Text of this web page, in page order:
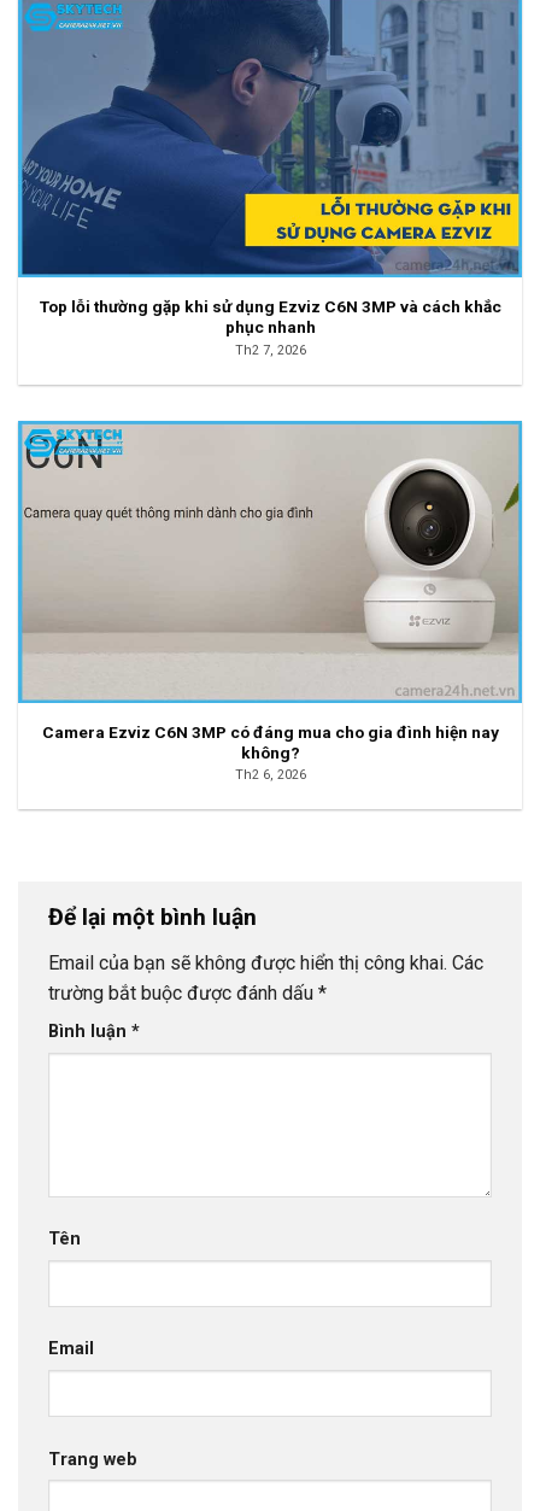
Top lỗi thường gặp khi sử dụng Ezviz C6N 3MP và cách khắc
phục nhanh
Th2 7, 2026
Camera Ezviz C6N 3MP có đáng mua cho gia đình hiện nay
không?
Th2 6, 2026
Để lại một bình luận
Email của bạn sẽ không được hiển thị công khai. Các
trường bắt buộc được đánh dấu *
Bình luận *
Tên
Email
Trang web